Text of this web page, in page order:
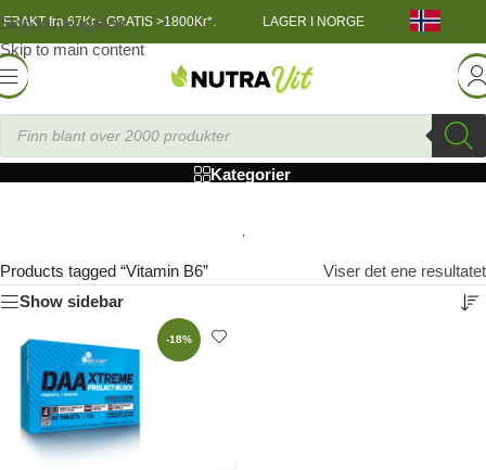
Skip to navigation
Skip to main content
FRAKT fra 67Kr - GRATIS >1800Kr*. LAGER I NORGE
Vitamin B6
Kategorier
Products tagged “Vitamin B6”
Viser det ene resultatet
Show sidebar
-18%